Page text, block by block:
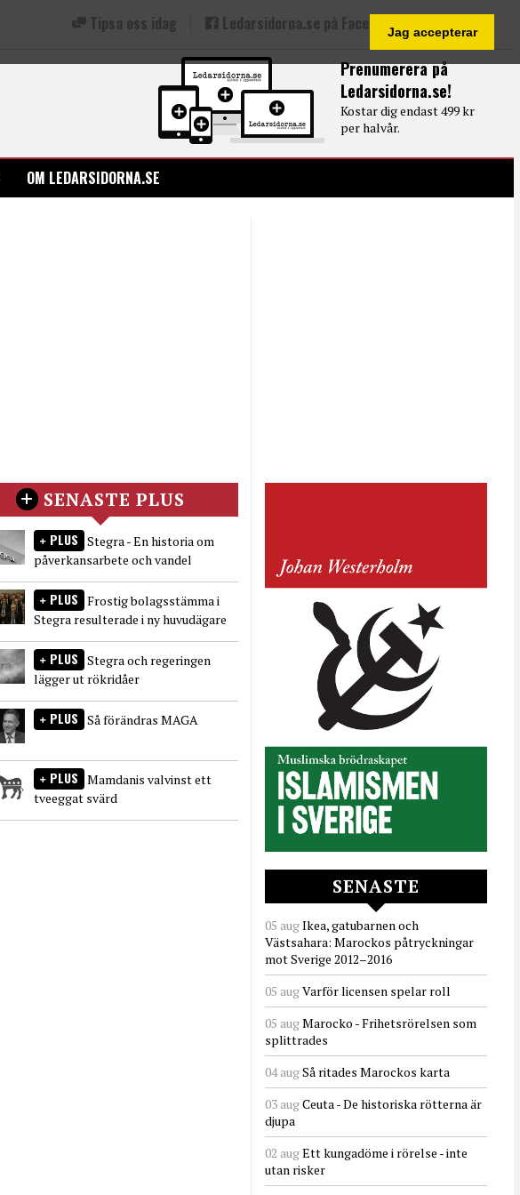
Jag accepterar
Prenumerera på
Ledarsidorna.se!
Kostar dig endast 499 kr
per halvår.
Tipsa oss idag Ledarsidorna.se på Facebook
OM LEDARSIDORNA.SE
SENASTE PLUS
PLUS Stegra - En historia om
påverkansarbete och vandel
PLUS Frostig bolagsstämma i
Stegra resulterade i ny huvudägare
PLUS Stegra och regeringen
lägger ut rökridåer
PLUS Så förändras MAGA
PLUS Mamdanis valvinst ett
tveeggat svärd
SENASTE
05 augIkea, gatubarnen och
Västsahara: Marockos påtryckningar
mot Sverige 2012–2016
05 augVarför licensen spelar roll
05 augMarocko - Frihetsrörelsen som
splittrades
04 augSå ritades Marockos karta
03 augCeuta - De historiska rötterna är
djupa
02 augEtt kungadöme i rörelse - inte
utan risker